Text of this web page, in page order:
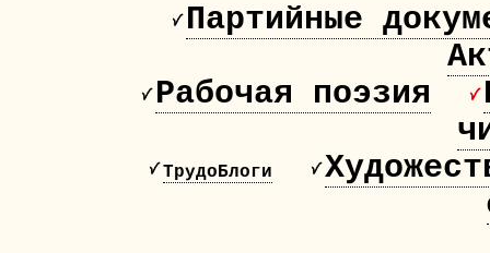
Партийные
Рабочая поэзия
ТрудоБлоги